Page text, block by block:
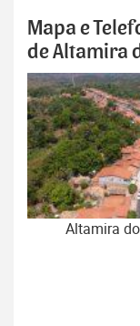
Mapa e
de Altamira
Altamira